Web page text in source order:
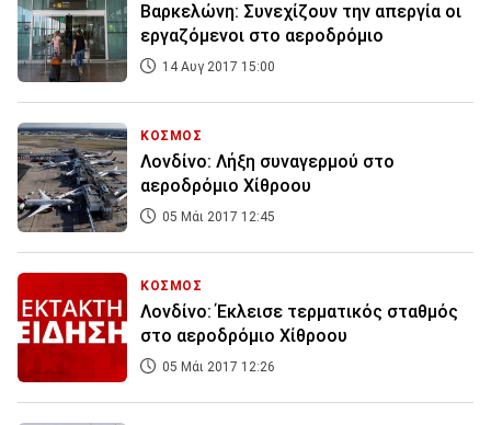
Βαρκελώνη: Συνεχίζουν την απεργία οι
εργαζόμενοι στο αεροδρόμιο
14 Αυγ 2017 15:00
ΚΟΣΜΟΣ
Λονδίνο: Λήξη συναγερμού στο
αεροδρόμιο Χίθροου
05 Μάι 2017 12:45
ΚΟΣΜΟΣ
Λονδίνο: Έκλεισε τερματικός σταθμός
στο αεροδρόμιο Χίθροου
05 Μάι 2017 12:26